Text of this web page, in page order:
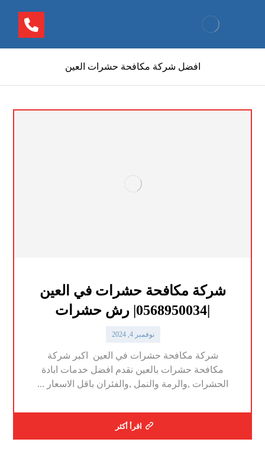
افضل شركة مكافحة حشرات العين
شركة مكافحة حشرات في العين
نوفمبر 4, 2024
شركة مكافحة حشرات في العين اكبر شركة
مكافحة حشرات بالعين نقدم افضل خدمات ابادة
الحشرات ,والرمة والنمل ,والفئران باقل الاسعار ...
اقرأ أكثر